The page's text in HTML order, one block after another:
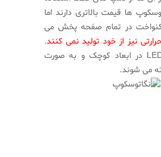
ها قیمت بالاتری دارند اما
در تمام صفحه پخش می
نیز از خود تولید نمی کنند.
نگاتوسکوپ های LED در ابعاد کوچک و به صورت
می شوند.